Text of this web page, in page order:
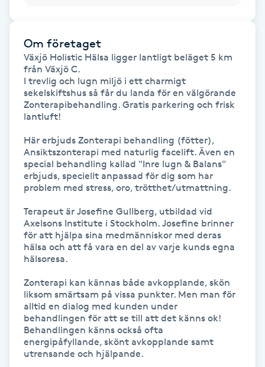
Gruppträning
Gua Sha-massage
Hatha Yoga
Headspa
Healing
Herrklippning
Hollywood Peel
Hot Stone Massage
Om företaget
Växjö Holistic Hälsa ligger lantligt beläget 5 km
från Växjö C.
I trevlig och lugn miljö i ett charmigt
sekelskiftshus så får du landa för en välgörande
Zonterapibehandling. Gratis parkering och frisk
lantluft!
Här erbjuds Zonterapi behandling (fötter),
Ansiktszonterapi med naturlig facelift. Även en
special behandling kallad "Inre lugn & Balans"
erbjuds, speciellt anpassad för dig som har
problem med stress, oro, trötthet/utmattning.
Terapeut är Josefine Gullberg, utbildad vid
Axelsons Institute i Stockholm. Josefine brinner
för att hjälpa sina medmänniskor med deras
hälsa och att få vara en del av varje kunds egna
hälsoresa.
Zonterapi kan kännas både avkopplande, skön
liksom smärtsam på vissa punkter. Men man för
alltid en dialog med kunden under
behandlingen för att se till att det känns ok!
Behandlingen känns också ofta
energipåfyllande, skönt avkopplande samt
utrensande och hjälpande.